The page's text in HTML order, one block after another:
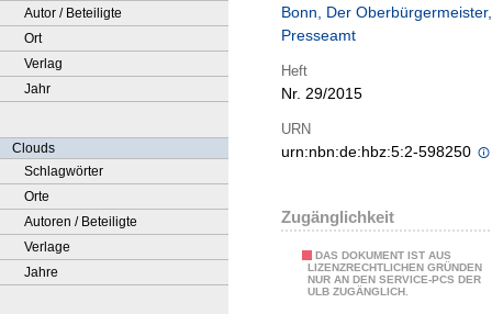
Autor / Beteiligte
Ort
Verlag
Jahr
Clouds
Schlagwörter
Orte
Autoren / Beteiligte
Verlage
Jahre
Bonn, Der Oberbürgermeister,
Presseamt
Heft
Nr. 29/2015
URN
urn:nbn:de:hbz:5:2-598250
Zugänglichkeit
DAS DOKUMENT IST AUS
LIZENZRECHTLICHEN GRÜNDEN
NUR AN DEN SERVICE-PCS DER
ULB ZUGÄNGLICH.